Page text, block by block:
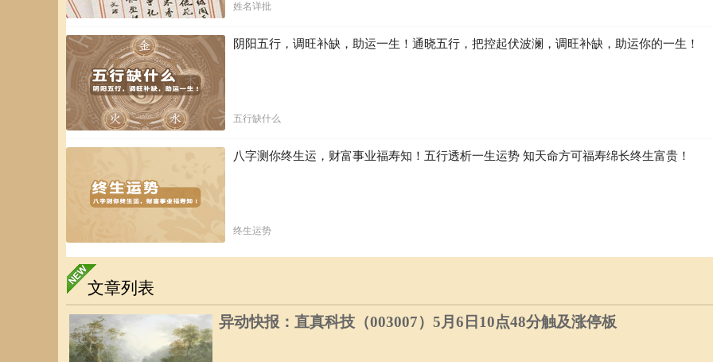
丙午年 丙申月 癸丑日 己未时 己未时（13:00:00-14:59:59）冲牛煞西
日时相冲 诸事不宜
丙午年 丙申月 癸丑日 庚申时
冲：冲虎，
修造 动土
姓名详批
阴阳五行，调旺补缺，助运一生！通晓五行，把控起伏波澜，调旺补缺，助运你的一生！
五行缺什么
八字测你终生运，财富事业福寿知！五行透析一生运势 知天命方可福寿绵长终生富贵！
终生运势
文章列表
异动快报：直真科技（003007）5月6日10点48分触及涨停板